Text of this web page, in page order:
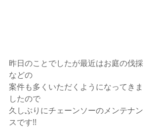
昨日のことでしたが最近はお庭の伐採
などの
案件も多くいただくようになってきま
したので
久しぶりにチェーンソーのメンテナン
スです!!